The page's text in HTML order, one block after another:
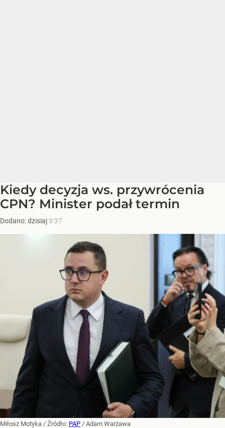
Kiedy decyzja ws. przywrócenia
CPN? Minister podał termin
Dodano:dzisiaj9:37
Miłosz Motyka / Źródło: PAP / Adam Warżawa